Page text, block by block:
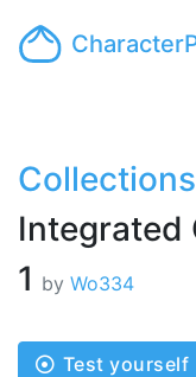
Collections
Integrated
1 by Wo334
Test yourself